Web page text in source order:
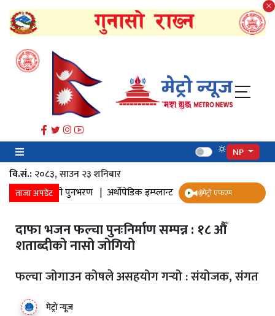
NP
वि.सं.:२०८३, साउन २३ शनिबार
ताजा अपडेट
पानी पुनभरण |अर्थोपेडिक इम्प्लान्ट |ज्येष्ठ नागरिक स्वास्थ्य सर्वेक्षण |
मेट्रो एफएम
दाफा भजन फल्चा पुनःनिर्माण सम्पन्न : १८ औँ
शताब्दीको नासो जोगियो
फल्चा जोगाउन कोषले असहयोग गर्‍यो : संयोजक, संगत
मेट्रो न्यूज